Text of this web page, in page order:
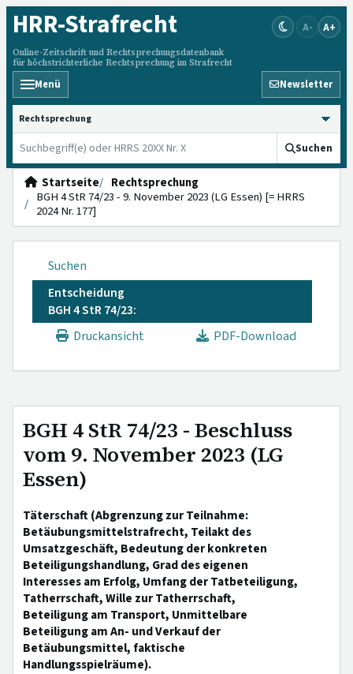
HRR-Strafrecht
Online-Zeitschrift und Rechtsprechungsdatenbank
für höchstrichterliche Rechtsprechung im Strafrecht
A- A+
Menü Newsletter
HRRS durchsuchen
Suchen
Startseite
Rechtsprechung
BGH 4 StR 74/23 - 9. November 2023 (LG Essen) [= HRRS
2024 Nr. 177]
Suchen
Entscheidung
BGH 4 StR 74/23:
Druckansicht
PDF-Download
BGH 4 StR 74/23 - Beschluss
vom 9. November 2023 (LG
Essen)
Täterschaft (Abgrenzung zur Teilnahme:
Betäubungsmittelstrafrecht, Teilakt des
Umsatzgeschäft, Bedeutung der konkreten
Beteiligungshandlung, Grad des eigenen
Interesses am Erfolg, Umfang der Tatbeteiligung,
Tatherrschaft, Wille zur Tatherrschaft,
Beteiligung am Transport, Unmittelbare
Beteiligung am An- und Verkauf der
Betäubungsmittel, faktische
Handlungsspielräume).